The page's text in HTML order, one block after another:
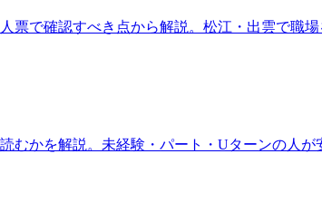
で確認すべき点から解説。松江・出雲で職
かを解説。未経験・パート・Uターンの人が